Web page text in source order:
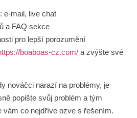
e-mail, live chat
a FAQ sekce
pro lepší porozumění
boaboas-cz.com/ a zvýšte své
nováčci narazí na problémy, je
popište svůj problém a tým
vám co nejdříve ozve s řešením.